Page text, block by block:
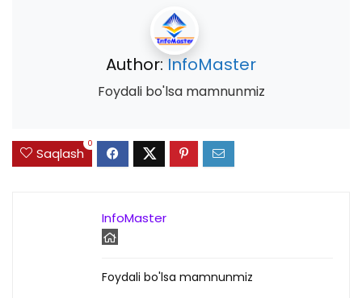
Author:InfoMaster
Foydali bo'lsa mamnunmiz
Saqlash
0
InfoMaster
Foydali bo'lsa mamnunmiz